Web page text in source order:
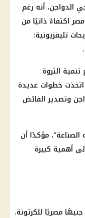
الدواجن، أنه رغم
اكتفاءً ذاتيًا من
تليفزيونية:
الثروة
اتخذت خطوات عديدة
وتصدير الفائض
مؤكدًا أن
أهمية كبيرة